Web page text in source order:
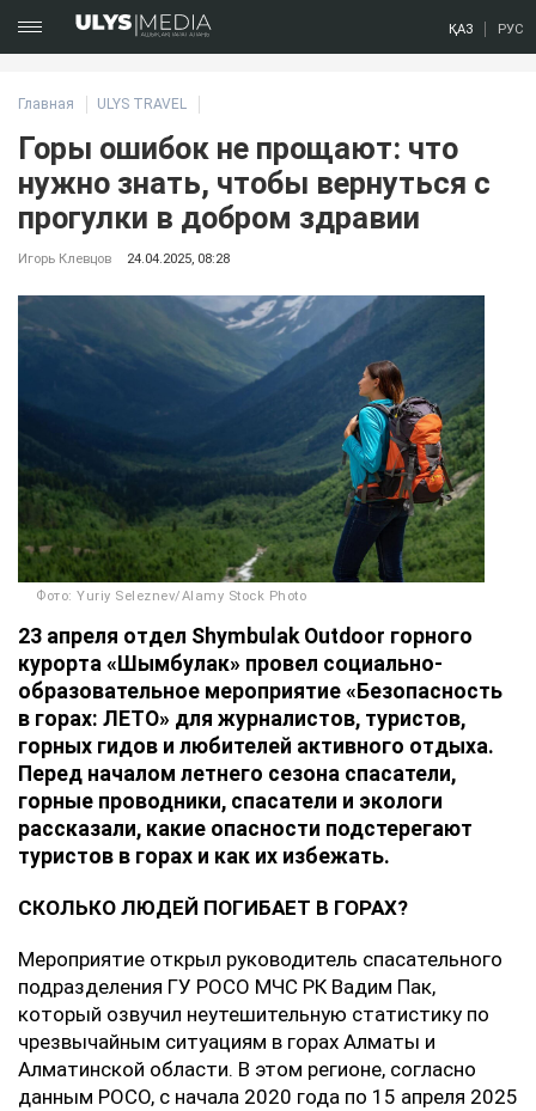
ҚАЗ РУС
Главная ULYS TRAVEL
Горы ошибок не прощают: что
нужно знать, чтобы вернуться с
прогулки в добром здравии
Игорь Клевцов 24.04.2025, 08:28
Фото: Yuriy Seleznev/Alamy Stock Photo
23 апреля отдел Shymbulak Outdoor горного
курорта «Шымбулак» провел социально-
образовательное мероприятие «Безопасность
в горах: ЛЕТО» для журналистов, туристов,
горных гидов и любителей активного отдыха.
Перед началом летнего сезона спасатели,
горные проводники, спасатели и экологи
рассказали, какие опасности подстерегают
туристов в горах и как их избежать.
СКОЛЬКО ЛЮДЕЙ ПОГИБАЕТ В ГОРАХ?
Мероприятие открыл руководитель спасательного
подразделения ГУ РОСО МЧС РК Вадим Пак,
который озвучил неутешительную статистику по
чрезвычайным ситуациям в горах Алматы и
Алматинской области. В этом регионе, согласно
данным РОСО, с начала 2020 года по 15 апреля 2025